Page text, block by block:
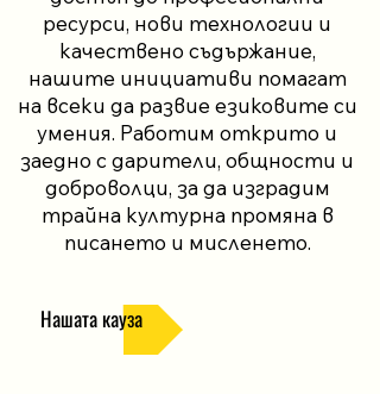
ресурси, нови технологии и
качествено съдържание,
нашите инициативи помагат
на всеки да развие езиковите си
умения. Работим открито и
заедно с дарители, общности и
доброволци, за да изградим
трайна културна промяна в
писането и мисленето.
Нашата кауза